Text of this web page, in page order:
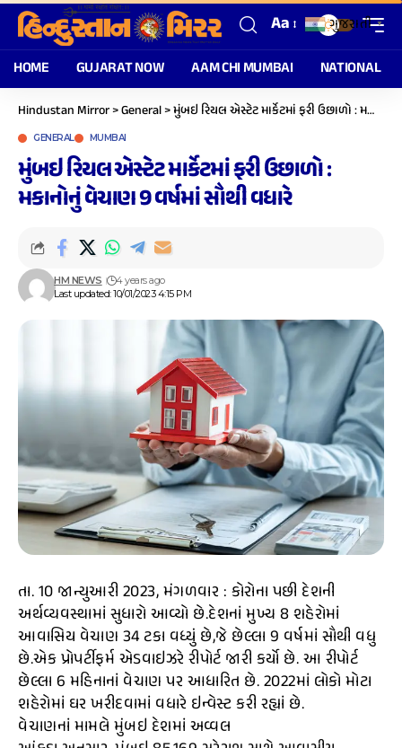
Aa
HOME GUJARAT NOW AAM CHI MUMBAI NATIONAL
Hindustan Mirror>General>મુંબઇ રિયલ એસ્ટેટ માર્કેટમાં ફરી ઉછાળો : મકાનોનું વેચાણ 9 વર્ષમાં સૌથી વધારે
GENERAL MUMBAI
મુંબઇ રિયલ એસ્ટેટ માર્કેટમાં ફરી ઉછાળો :
મકાનોનું વેચાણ 9 વર્ષમાં સૌથી વધારે
Last updated: 10/01/2023 4:15 PM
HM NEWS 4 years ago
તા. 10 જાન્યુઆરી 2023, મંગળવાર : કોરોના પછી દેશની
અર્થવ્યવસ્થામાં સુધારો આવ્યો છે.દેશનાં મુખ્ય 8 શહેરોમાં
આવાસિય વેચાણ 34 ટકા વધ્યું છે,જે છેલ્લા 9 વર્ષમાં સૌથી વધુ
છે.એક પ્રોપર્ટીફર્મ એડવાઇઝરે રીપોર્ટ જારી કર્યો છે. આ રીપોર્ટ
છેલ્લા 6 મહિનાનાં વેચાણ પર આધારિત છે. 2022માં લોકો મોટા
શહેરોમાં ઘર ખરીદવામાં વધારે ઇન્વેસ્ટ કરી રહ્યાં છે.
વેચાણનાં મામલે મુંબઇ દેશમાં અવ્વલ
ગુજરાતી ▼